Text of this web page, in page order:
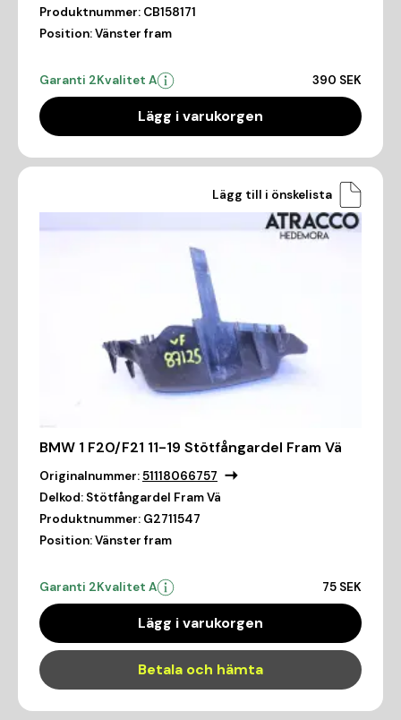
Produktnummer: CB158171
Position:Vänster fram
Garanti 2Kvalitet A 390 SEK
Lägg i varukorgen
Lägg till i önskelista
BMW 1 F20/F21 11-19 Stötfångardel Fram Vä
Originalnummer:51118066757
Delkod: Stötfångardel Fram Vä
Produktnummer: G2711547
Position:Vänster fram
Garanti 2Kvalitet A 75 SEK
Lägg i varukorgen
Betala och hämta